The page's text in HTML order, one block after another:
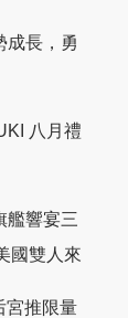
成長，勇
八月禮
艦響宴三
國雙人來
宮推限量